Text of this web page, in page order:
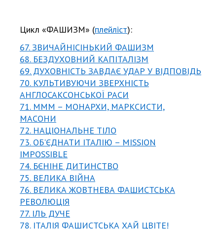
Цикл «ФАШИЗМ» (плейліст):
67. ЗВИЧАЙНІСІНЬКИЙ ФАШИЗМ
68. БЕЗДУХОВНИЙ КАПІТАЛІЗМ
69. ДУХОВНІСТЬ ЗАВДАЄ УДАР У ВІДПОВІДЬ
70. КУЛЬТИВУЮЧИ ЗВЕРХНІСТЬ
АНГЛОСАКСОНСЬКОЇ РАСИ
71. МММ – МОНАРХИ, МАРКСИСТИ,
МАСОНИ
72. НАЦІОНАЛЬНЕ ТІЛО
73. ОБ'ЄДНАТИ ІТАЛІЮ – MISSION
IMPOSSIBLE
74. БЄНІНЕ ДИТИНСТВО
75. ВЕЛИКА ВІЙНА
76. ВЕЛИКА ЖОВТНЕВА ФАШИСТСЬКА
РЕВОЛЮЦІЯ
77. ІЛЬ ДУЧЕ
78. ІТАЛІЯ ФАШИСТСЬКА ХАЙ ЦВІТЕ!